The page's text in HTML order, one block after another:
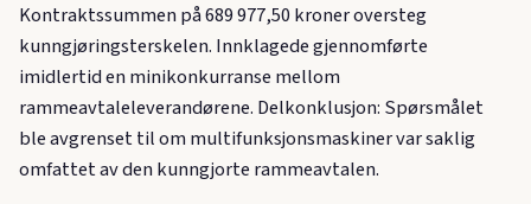
Kontraktssummen på 689 977,50 kroner oversteg
kunngjøringsterskelen. Innklagede gjennomførte
imidlertid en minikonkurranse mellom
rammeavtaleleverandørene. Delkonklusjon: Spørsmålet
ble avgrenset til om multifunksjonsmaskiner var saklig
omfattet av den kunngjorte rammeavtalen.